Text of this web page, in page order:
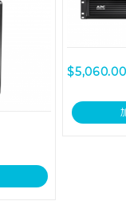
add
$5,060.00